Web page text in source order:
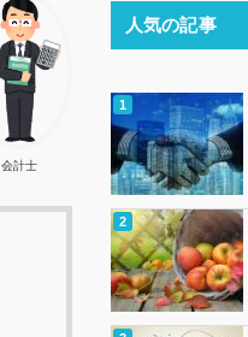
会計士
人気の記事